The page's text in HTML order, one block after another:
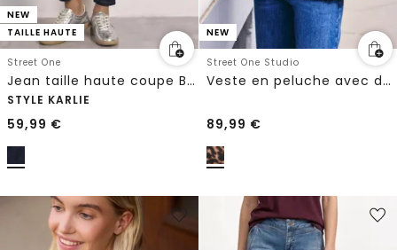
NEW
TAILLE HAUTE
Street One
Jean taille haute coupe Barrel Leg, coupe ample
STYLE KARLIE
59,99 €
NEW
Street One Studio
Veste en peluche avec détails contrastés
89,99 €